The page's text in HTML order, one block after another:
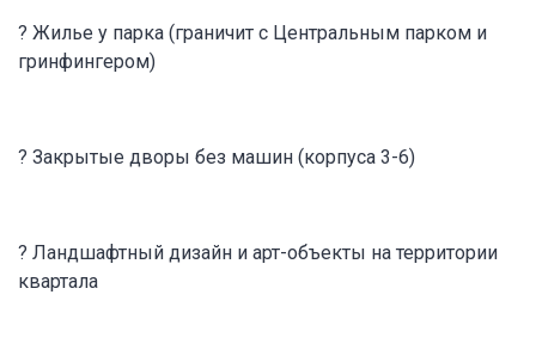
? Жилье у парка (граничит с Центральным парком и
гринфингером)
? Закрытые дворы без машин (корпуса 3-6)
? Ландшафтный дизайн и арт-объекты на территории
квартала